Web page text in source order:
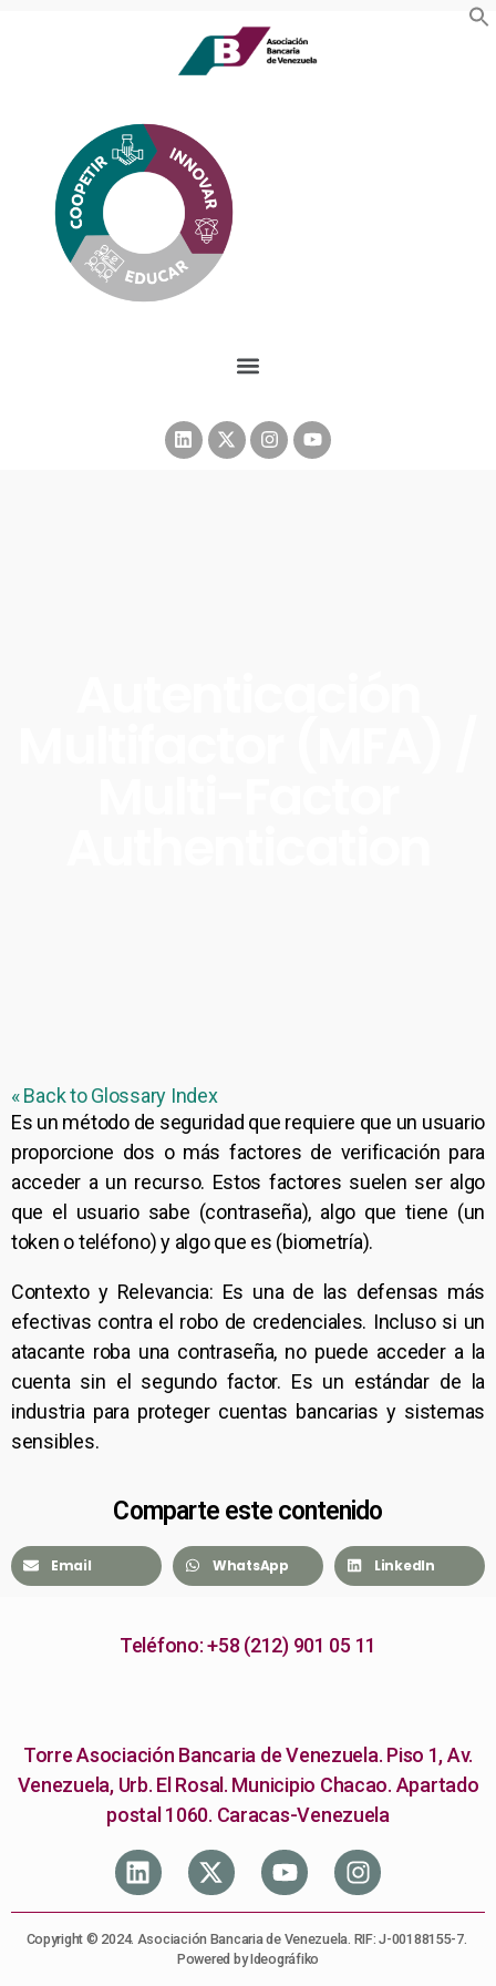
« Back to Glossary Index
Es un método de seguridad que requiere que un usuario
proporcione dos o más factores de verificación para
acceder a un recurso. Estos factores suelen ser algo
que el usuario sabe (contraseña), algo que tiene (un
token o teléfono) y algo que es (biometría).
Contexto y Relevancia: Es una de las defensas más
efectivas contra el robo de credenciales. Incluso si un
atacante roba una contraseña, no puede acceder a la
cuenta sin el segundo factor. Es un estándar de la
industria para proteger cuentas bancarias y sistemas
sensibles.
Comparte este contenido
Email WhatsApp LinkedIn
Teléfono: +58 (212) 901 05 11
Torre Asociación Bancaria de Venezuela. Piso 1, Av.
Venezuela, Urb. El Rosal. Municipio Chacao. Apartado
postal 1060. Caracas-Venezuela
Copyright © 2024. Asociación Bancaria de Venezuela. RIF: J-00188155-7.
Powered by Ideográfiko